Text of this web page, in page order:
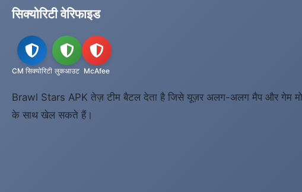
सिक्योरिटी वेरिफाइड
CM सिक्योरिटी लुकआउट McAfee
Brawl Stars APK तेज़ टीम बैटल देता है जिसे यूज़र अलग-अलग मैप और गेम
के साथ खेल सकते हैं।